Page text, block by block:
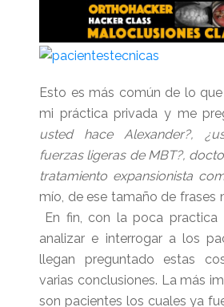
Esto es más común de lo
mi práctica privada y me
usted hace Alexander?,
fuerzas ligeras de MBT?,
tratamiento expansionista
mío, de ese tamaño de frases
En fin, con la poca practica
analizar e interrogar a los
llegan preguntado estas
varias conclusiones. La más
son pacientes los cuales ya